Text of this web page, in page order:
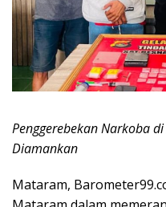
Penggerebekan Narkoba
Diamankan
Mataram,